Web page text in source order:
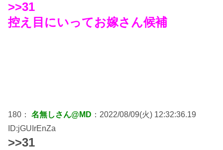
>>31
控え目にいってお嫁さん候補
180： 名無しさん@MD ：2022/08/09(火) 12:32:36.19
ID:jGUIrEnZa
>>31